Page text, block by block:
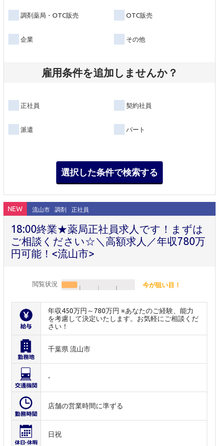
調剤薬局・OTC販売 OTC販売
企業 その他
雇用条件を追加しませんか？
正社員 契約社員
派遣 パート
NEW 流山市 調剤 正社員
18:00終業★薬局正社員求人です！まずは
ご相談ください☆＼高額求人／年収780万
円可能！<流山市>
閲覧状況 今が狙い目！
年収450万円～780万円 ※あなたのご経験、能力
を考慮して決定いたします。お気軽にご相談くだ
さい！
千葉県 流山市
-
店舗の営業時間に準ずる
日祝